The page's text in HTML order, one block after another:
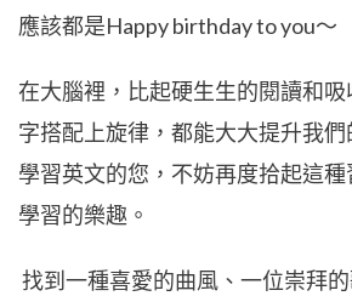
應該都是Happy birthday to you～
在大腦裡，比起硬生生的閱讀和
字搭配上旋律，都能大大提升我
學習英文的您，不妨再度拾起這
學習的樂趣。
找到一種喜愛的曲風、一位崇拜